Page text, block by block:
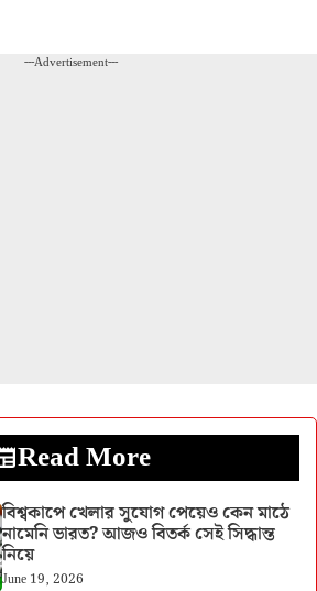
---Advertisement---
Read More
বিশ্বকাপে খেলার সুযোগ পেয়েও কেন মাঠে
নামেনি ভারত? আজও বিতর্ক সেই সিদ্ধান্ত
নিয়ে
June 19, 2026